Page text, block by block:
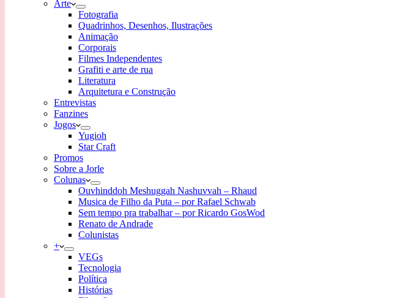
Arte
Fotografia
Quadrinhos, Desenhos, Ilustrações
Animação
Corporais
Filmes Independentes
Grafiti e arte de rua
Literatura
Arquitetura e Construção
Entrevistas
Fanzines
Jogos
Yugioh
Star Craft
Promos
Sobre a Jorle
Colunas
Ouvhinddoh Meshuggah Nashuvvah – Rhaud
Musica de Filho da Puta – por Rafael Schwab
Sem tempo pra trabalhar – por Ricardo GosWod
Renato de Andrade
Colunistas
+
VEGs
Tecnologia
Política
Histórias